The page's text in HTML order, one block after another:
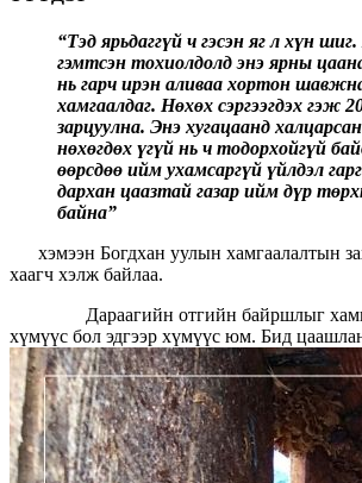
“Тэд ярьдаггүй ч гэсэн яг л хүн
гэмтсэн тохиолдолд энэ ярны
нь гарч ирэн аливаа хортон
хамгаалдаг. Нөхөх сэргээгдэх гэж
зарцуулна. Энэ хугацаанд
нөхөгдөх үгүй нь ч тодорхойгүй
өөрсдөө ийм ухамсаргүй үйлдэл
дархан цаазтай газар ийм дүр
байна”
хэмээн Богдхан уулын хамгаалалтын
хаагч хэлж байлаа.
Дараагийн отгийн байршлыг
хүмүүс бол эдгээр хүмүүс юм. Бид